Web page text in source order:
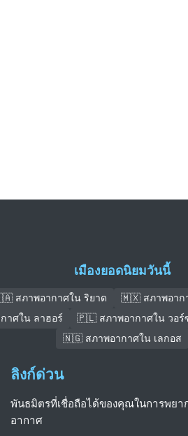
เมืองยอดนิยมวันนี้
สภาพอากาศใน ริยาด 🇲🇽 สภาพอาก
ศใน ลาฮอร์ 🇵🇱 สภาพอากาศใน วอร์
🇳🇬 สภาพอากาศใน เลกอส
ลิงก์ด่วน
พันธมิตรที่เชื่อถือได้ของคุณในการพย
อากาศ